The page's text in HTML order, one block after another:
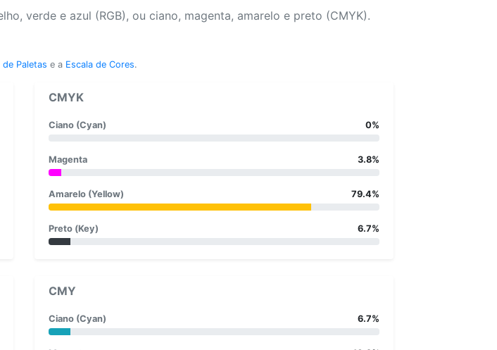
verde e azul (RGB), ou ciano, magenta, amarelo e preto (CMYK).
Paletas e a Escala de Cores.
CMYK
Ciano (Cyan) 0%
Magenta 3.8%
Amarelo (Yellow) 79.4%
Preto (Key) 6.7%
CMY
Ciano (Cyan) 6.7%